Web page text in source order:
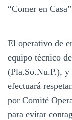
“Comer en
El operativo de
equipo técnico
(Pla.So.Nu.P.),
efectuará
por Comité
para evitar